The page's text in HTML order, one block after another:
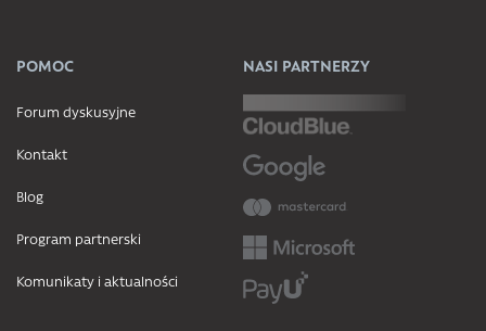
POMOC
Forum dyskusyjne
Kontakt
Blog
Program partnerski
Komunikaty i aktualności
NASI PARTNERZY